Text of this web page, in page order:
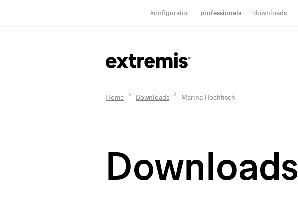
konfigurator professionals downloads
Home Downloads Marina Hochtisch
Downloads